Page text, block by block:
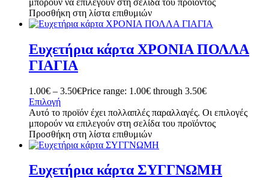
Προσθήκη στη λίστα επιθυμιών
Ευχετήρια κάρτα ΧΡΟΝΙΑ ΠΟΛΛΑ
ΓΙΑΓΙΑ
1.00€ – 3.50€Price range: 1.00€ through 3.50€
Επιλογή
Αυτό το προϊόν έχει πολλαπλές παραλλαγές. Οι επιλογές
μπορούν να επιλεγούν στη σελίδα του προϊόντος
Προσθήκη στη λίστα επιθυμιών
Ευχετήρια κάρτα ΣΥΓΓΝΩΜΗ